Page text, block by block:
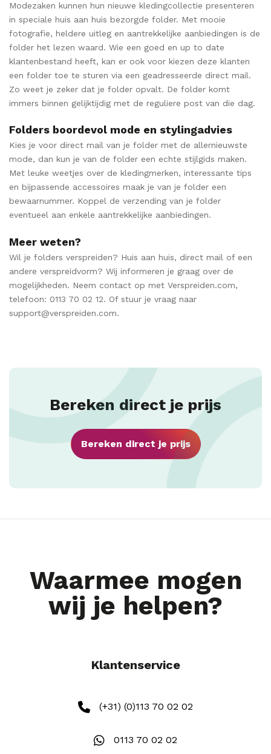
Modezaken kunnen hun nieuwe kledingcollectie presenteren
in speciale huis aan huis bezorgde folder. Met mooie
fotografie, heldere uitleg en aantrekkelijke aanbiedingen is de
folder het lezen waard. Wie een goed en up to date
klantenbestand heeft, kan er ook voor kiezen deze klanten
een folder toe te sturen via een geadresseerde direct mail.
Zo weet je zeker dat je folder opvalt. De folder komt
immers binnen gelijktijdig met de reguliere post van die dag.
Folders boordevol mode en stylingadvies
Kies je voor direct mail van je folder met de allernieuwste
mode, dan kun je van de folder een echte stijlgids maken.
Met leuke weetjes over de kledingmerken, interessante tips
en bijpassende accessoires maak je van je folder een
bewaarnummer. Koppel de verzending van je folder
eventueel aan enkele aantrekkelijke aanbiedingen.
Meer weten?
Wil je folders verspreiden? Huis aan huis, direct mail of een
andere verspreidvorm? Wij informeren je graag over de
mogelijkheden. Neem contact op met Verspreiden.com,
telefoon: 0113 70 02 12. Of stuur je vraag naar
support@verspreiden.com.
Bereken direct je prijs
Bereken direct je prijs
Waarmee mogen
wij je helpen?
Klantenservice
(+31) (0)113 70 02 02
0113 70 02 02